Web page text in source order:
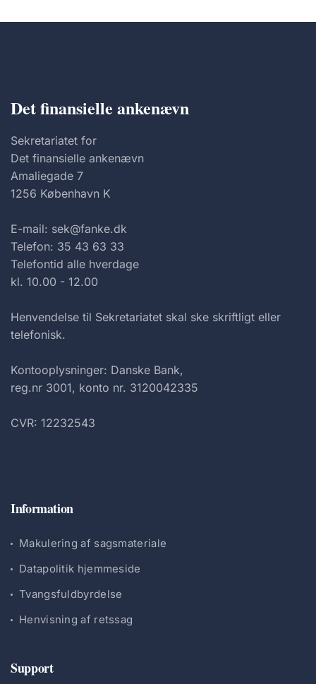
Det finansielle ankenævn
Sekretariatet for
Det finansielle ankenævn
Amaliegade 7
1256 København K
E-mail: sek@fanke.dk
Telefon: 35 43 63 33
Telefontid alle hverdage
kl. 10.00 - 12.00
Henvendelse til Sekretariatet skal ske skriftligt eller
telefonisk.
Kontooplysninger: Danske Bank,
reg.nr 3001, konto nr. 3120042335
CVR: 12232543
Information
Makulering af sagsmateriale
Datapolitik hjemmeside
Tvangsfuldbyrdelse
Henvisning af retssag
Support